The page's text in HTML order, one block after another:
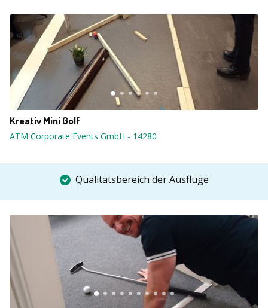
Kreativ Mini Golf
ATM Corporate Events GmbH - 14280
Qualitätsbereich der Ausflüge